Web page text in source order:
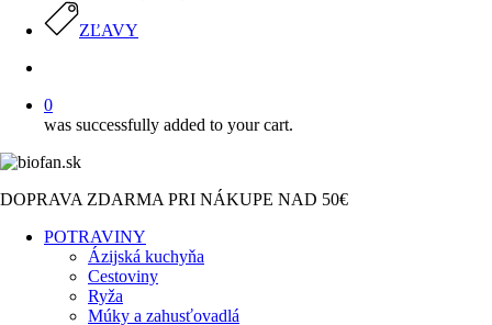
ZĽAVY
0
was successfully added to your cart.
DOPRAVA ZDARMA PRI NÁKUPE NAD 50€
POTRAVINY
Ázijská kuchyňa
Cestoviny
Ryža
Múky a zahusťovadlá